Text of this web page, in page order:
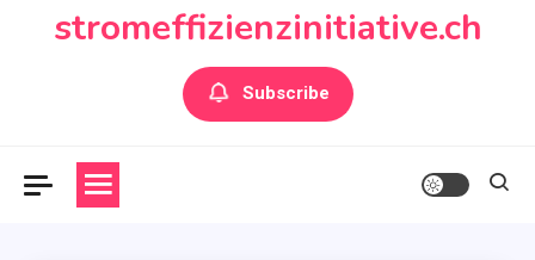
stromeffizienzinitiative.ch
Subscribe